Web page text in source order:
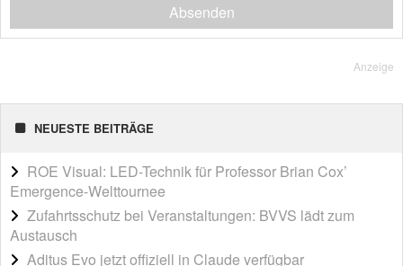
Absenden
Anzeige
NEUESTE BEITRÄGE
ROE Visual: LED-Technik für Professor Brian Cox’
Emergence-Welttournee
Zufahrtsschutz bei Veranstaltungen: BVVS lädt zum
Austausch
Aditus Evo jetzt offiziell in Claude verfügbar